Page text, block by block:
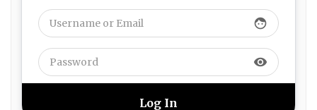
face
visibility